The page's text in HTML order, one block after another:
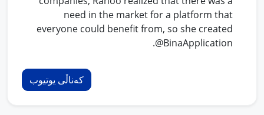
need in the market for a platform that
everyone could benefit from, so she created
@BinaApplication.
کەناڵی یوتیوب